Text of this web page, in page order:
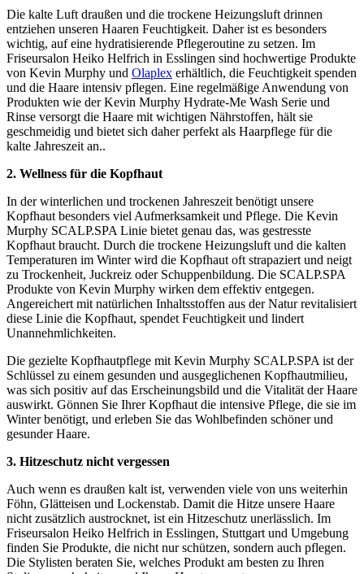
Die kalte Luft draußen und die trockene Heizungsluft drinnen
entziehen unseren Haaren Feuchtigkeit. Daher ist es besonders
wichtig, auf eine hydratisierende Pflegeroutine zu setzen. Im
Friseursalon Heiko Helfrich in Esslingen sind hochwertige Produkte
von Kevin Murphy und Olaplex erhältlich, die Feuchtigkeit spenden
und die Haare intensiv pflegen. Eine regelmäßige Anwendung von
Produkten wie der Kevin Murphy Hydrate-Me Wash Serie und
Rinse versorgt die Haare mit wichtigen Nährstoffen, hält sie
geschmeidig und bietet sich daher perfekt als Haarpflege für die
kalte Jahreszeit an..
2. Wellness für die Kopfhaut
In der winterlichen und trockenen Jahreszeit benötigt unsere
Kopfhaut besonders viel Aufmerksamkeit und Pflege. Die Kevin
Murphy SCALP.SPA Linie bietet genau das, was gestresste
Kopfhaut braucht. Durch die trockene Heizungsluft und die kalten
Temperaturen im Winter wird die Kopfhaut oft strapaziert und neigt
zu Trockenheit, Juckreiz oder Schuppenbildung. Die SCALP.SPA
Produkte von Kevin Murphy wirken dem effektiv entgegen.
Angereichert mit natürlichen Inhaltsstoffen aus der Natur revitalisiert
diese Linie die Kopfhaut, spendet Feuchtigkeit und lindert
Unannehmlichkeiten.
Die gezielte Kopfhautpflege mit Kevin Murphy SCALP.SPA ist der
Schlüssel zu einem gesunden und ausgeglichenen Kopfhautmilieu,
was sich positiv auf das Erscheinungsbild und die Vitalität der Haare
auswirkt. Gönnen Sie Ihrer Kopfhaut die intensive Pflege, die sie im
Winter benötigt, und erleben Sie das Wohlbefinden schöner und
gesunder Haare.
3. Hitzeschutz nicht vergessen
Auch wenn es draußen kalt ist, verwenden viele von uns weiterhin
Föhn, Glätteisen und Lockenstab. Damit die Hitze unsere Haare
nicht zusätzlich austrocknet, ist ein Hitzeschutz unerlässlich. Im
Friseursalon Heiko Helfrich in Esslingen, Stuttgart und Umgebung
finden Sie Produkte, die nicht nur schützen, sondern auch pflegen.
Die Stylisten beraten Sie, welches Produkt am besten zu Ihren